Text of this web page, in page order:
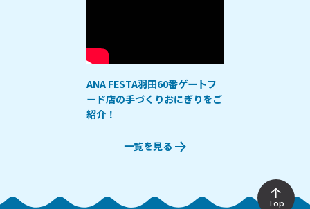
ANA FESTA羽田60番ゲートフ
ード店の手づくりおにぎりをご
紹介！
一覧を見る
Top